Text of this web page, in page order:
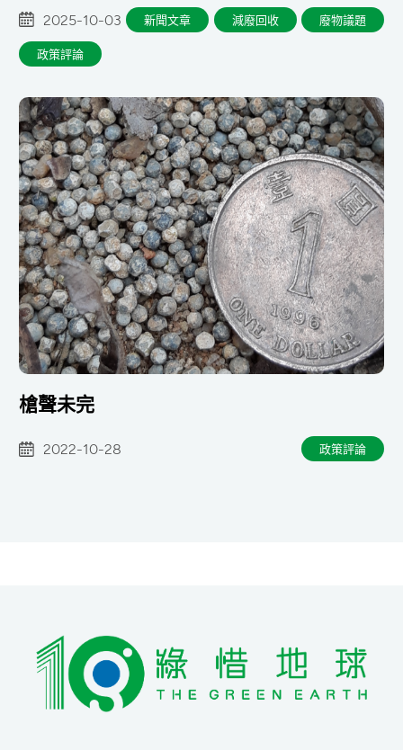
2025-10-03 新聞文章 減廢回收 廢物議題
政策評論
槍聲未完
2022-10-28 政策評論